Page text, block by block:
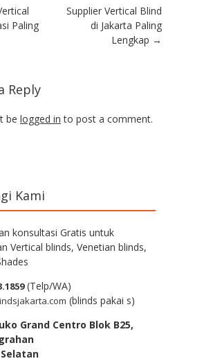
Paling
Supplier Vertical Blind
di Jakarta Paling
Lengkap →
Reply
be logged in to post a comment.
Kami
konsultasi Gratis untuk
Vertical blinds, Venetian blinds,
(Telp/WA)
(blinds pakai s)
Grand Centro Blok B25,